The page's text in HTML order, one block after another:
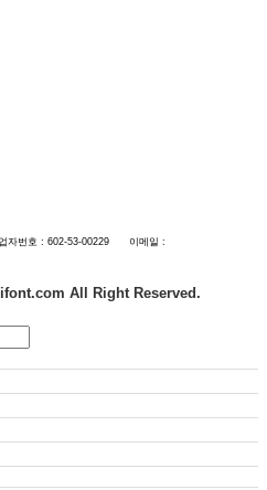
자번호 : 602-53-00229 이메일 :
All Right Reserved.